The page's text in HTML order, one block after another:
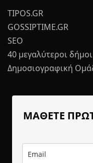
TIPOS.GR
GOSSIPTIME.GR
SEO
40 μεγαλύτεροι
Δημοσιογραφική
ΜΑΘΕΤΕ